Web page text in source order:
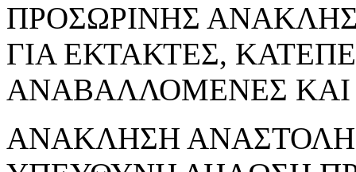
ΠΡΟΣΩΡΙΝΗΣ
ΓΙΑ ΕΚΤΑΚΤΕΣ,
ΑΝΑΒΑΛΛΟΜΕΝΕΣ ΚΑΙ
ΑΝΑΚΛΗΣΗ